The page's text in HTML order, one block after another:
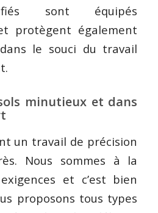
sont équipés
protègent également
le souci du travail
minutieux et dans
un travail de précision
Nous sommes à la
et c’est bien
proposons tous types